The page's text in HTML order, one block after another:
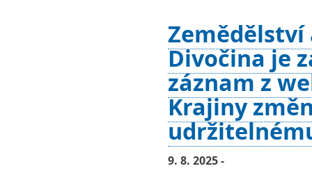
Zemědělství
Divočina je
záznam z
Krajiny
9. 8. 2025 -